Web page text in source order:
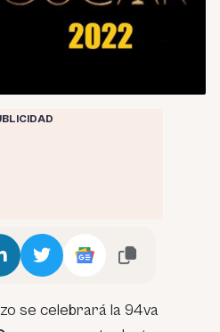
se celebrará la 94va